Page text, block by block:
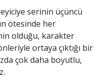
serinin üçüncü
ötesinde her
olduğu, karakter
ortaya çıktığı bir
çok daha boyutlu,